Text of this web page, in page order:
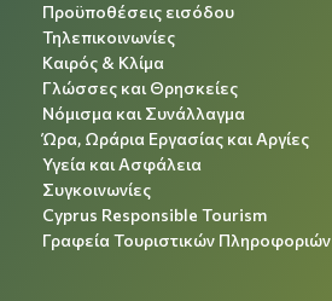
Προϋποθέσεις εισόδου
Τηλεπικοινωνίες
Καιρός & Κλίμα
Γλώσσες και Θρησκείες
Νόμισμα και Συνάλλαγμα
Ώρα, Ωράρια Εργασίας και Αργίες
Υγεία και Ασφάλεια
Συγκοινωνίες
Cyprus Responsible Tourism
Γραφεία Τουριστικών Πληροφοριών